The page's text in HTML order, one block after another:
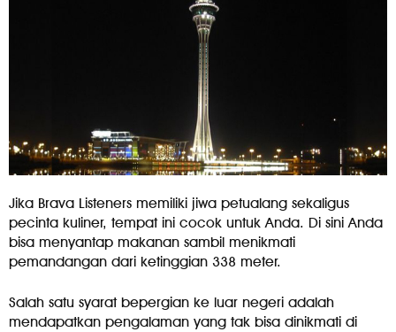
Jika Brava Listeners memiliki jiwa petualang sekaligus
pecinta kuliner, tempat ini cocok untuk Anda. Di sini Anda
bisa menyantap makanan sambil menikmati
pemandangan dari ketinggian 338 meter.
Salah satu syarat bepergian ke luar negeri adalah
mendapatkan pengalaman yang tak bisa dinikmati di